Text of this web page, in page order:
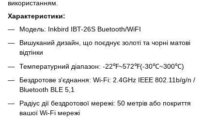
використанням.
Характеристики:
Модель: Inkbird IBT-26S Buetooth/WiFI
Вишуканий дизайн, що поєднує золоті та чорні матові
відтінки
Температурний діапазон: -22℉~572℉(-30℃~300℃)
Бездротове з'єднання: Wi-Fi: 2.4GHz IEEE 802.11b/g/n /
Bluetooth BLE 5,1
Радіус дії бездротової мережі: 50 метрів або покриття
вашої Wi-Fi мережі